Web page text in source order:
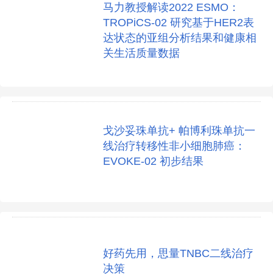
马力教授解读2022 ESMO：
TROPiCS-02 研究基于HER2表
达状态的亚组分析结果和健康相
关生活质量数据
戈沙妥珠单抗+ 帕博利珠单抗一
线治疗转移性非小细胞肺癌：
EVOKE-02 初步结果
好药先用，思量TNBC二线治疗
决策